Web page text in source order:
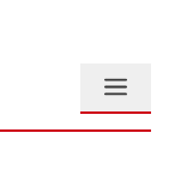
Menü